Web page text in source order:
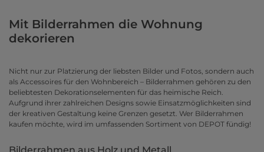
Mit Bilderrahmen die Wohnung
dekorieren
Nicht nur zur Platzierung der liebsten Bilder und Fotos, sondern auch
als Accessoires für den Wohnbereich – Bilderrahmen gehören zu den
beliebtesten Dekorationselementen für das heimische Reich.
Aufgrund ihrer zahlreichen Designs sowie Einsatzmöglichkeiten sind
der kreativen Gestaltung keine Grenzen gesetzt. Wer Bilderrahmen
kaufen möchte, wird im umfassenden Sortiment von DEPOT fündig!